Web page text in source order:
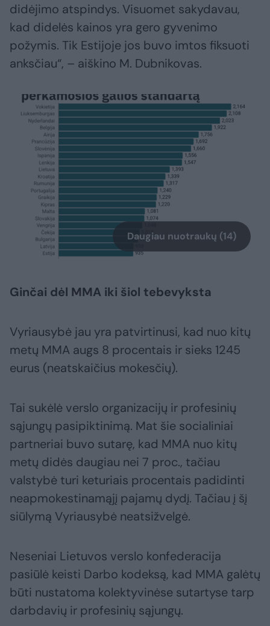
didėjimo atspindys. Visuomet sakydavau,
kad didelės kainos yra gero gyvenimo
požymis. Tik Estijoje jos buvo imtos fiksuoti
anksčiau“, – aiškino M. Dubnikovas.
Daugiau nuotraukų (14)
Ginčai dėl MMA iki šiol tebevyksta
Vyriausybė jau yra patvirtinusi, kad nuo kitų
metų MMA augs 8 procentais ir sieks 1245
eurus (neatskaičius mokesčių).
Tai sukėlė verslo organizacijų ir profesinių
sąjungų pasipiktinimą. Mat šie socialiniai
partneriai buvo sutarę, kad MMA nuo kitų
metų didės daugiau nei 7 proc., tačiau
valstybė turi keturiais procentais padidinti
neapmokestinamąjį pajamų dydį. Tačiau į šį
siūlymą Vyriausybė neatsižvelgė.
Neseniai Lietuvos verslo konfederacija
pasiūlė keisti Darbo kodeksą, kad MMA galėtų
būti nustatoma kolektyvinėse sutartyse tarp
darbdavių ir profesinių sąjungų.